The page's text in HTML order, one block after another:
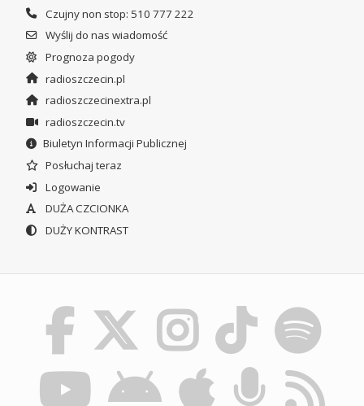
Czujny non stop: 510 777 222
Wyślij do nas wiadomość
Prognoza pogody
radioszczecin.pl
radioszczecinextra.pl
radioszczecin.tv
Biuletyn Informacji Publicznej
Posłuchaj teraz
Logowanie
DUŻA CZCIONKA
DUŻY KONTRAST